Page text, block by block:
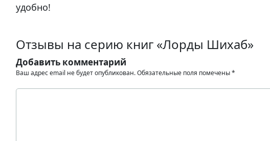
удобно!
Отзывы на серию книг «Лорды Шихаб»
Добавить комментарий
Ваш адрес email не будет опубликован.Обязательные поля помечены*